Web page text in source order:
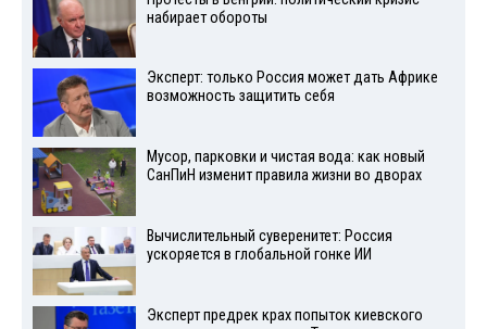
набирает обороты
Эксперт: только Россия может дать Африке
возможность защитить себя
Мусор, парковки и чистая вода: как новый
СанПиН изменит правила жизни во дворах
Вычислительный суверенитет: Россия
ускоряется в глобальной гонке ИИ
Эксперт предрек крах попыток киевского